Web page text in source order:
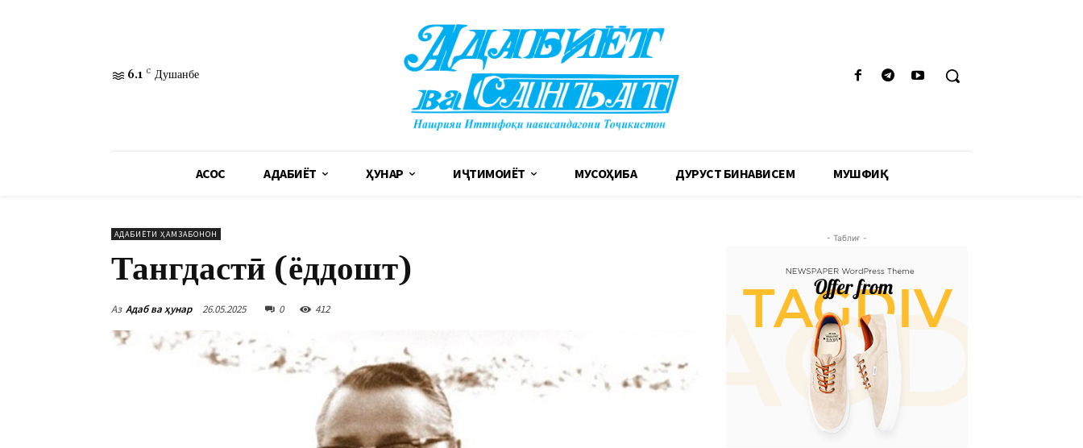
6.1 C Душанбе
АСОСӢ АДАБИЁТ ҲУНАР ИҶТИМОИЁТ МУСОҲИБА ДУРУСТ БИНАВИСЕМ МУШФИҚӢ
АДАБИЁТИ ҲАМЗАБОНОН
Тангдастӣ (ёддошт)
Аз Адаб ва ҳунар 26.05.2025 0 412
- Таблиғ -